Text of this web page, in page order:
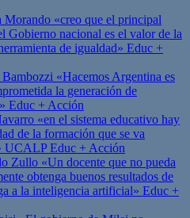
Morando «creo que el principal
Gobierno nacional es el valor de la
de igualdad» Educ +
Bambozzi «Hacemos Argentina es
la generación de
Educ + Acción
«en el sistema educativo hay
de la formación que se va
UCALPEduc + Acción
Zullo «Un docente que no pueda
obtenga buenos resultados de
a la inteligencia artificial» Educ +